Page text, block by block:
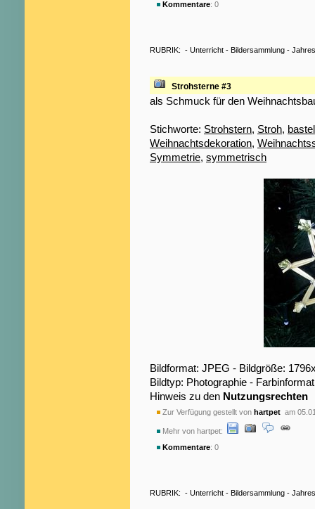
Kommentare: 0
RUBRIK: - Unterricht - Bildersammlung -
Strohsterne #3
als Schmuck für den
Stichworte: Strohstern, Stroh,
Weihnachtsdekoration,
Symmetrie, symmetrisch
Bildformat: JPEG - Bildgröße:
Bildtyp: Photographie -
Hinweis zu den Nutzungsrechten
Zur Verfügung gestellt von hartpet am
Mehr von hartpet:
Kommentare: 0
RUBRIK: - Unterricht - Bildersammlung -